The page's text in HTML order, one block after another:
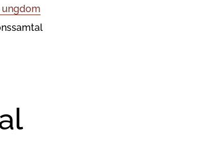
ungdom